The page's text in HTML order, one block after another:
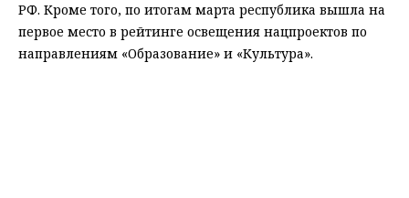
РФ. Кроме того, по итогам марта республика вышла на
первое место в рейтинге освещения нацпроектов по
направлениям «Образование» и «Культура».